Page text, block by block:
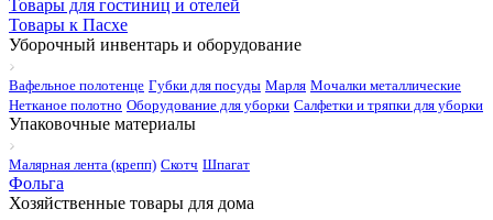
Товары для гостиниц и отелей
Товары к Пасхе
Уборочный инвентарь и оборудование
Вафельное полотенце Губки для посуды Марля Мочалки металлические
Нетканое полотно Оборудование для уборки Салфетки и тряпки для уборки
Упаковочные материалы
Малярная лента (крепп) Скотч Шпагат
Фольга
Хозяйственные товары для дома